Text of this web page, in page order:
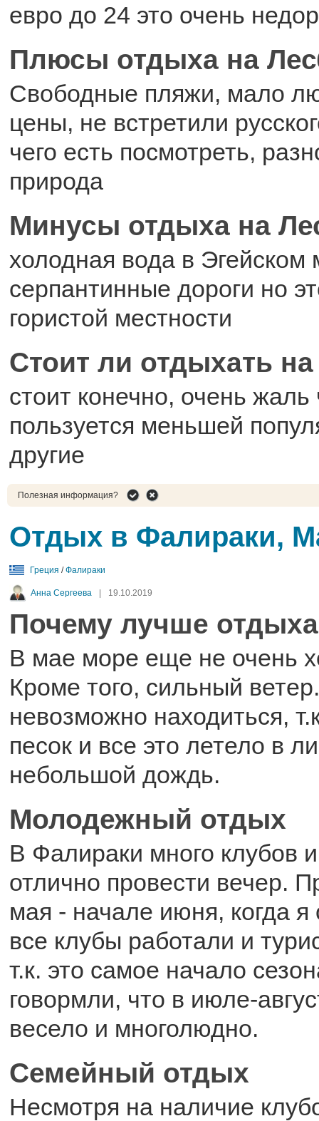
евро до 24 это очень
Плюсы отдыха на
Свободные пляжи, мало
цены, не встретили
чего есть посмотреть,
природа
Минусы отдыха на
холодная вода в Эгейском
серпантинные дороги но
гористой местности
Стоит ли отдыхать
стоит конечно, очень жаль
пользуется меньшей
другие
Полезная информация?
Отдых в Фалираки,
Греция /Фалираки
Анна Сергеева 19.10.2019
Почему лучше
В мае море еще не очень
Кроме того, сильный
невозможно находиться,
песок и все это летело в
небольшой дождь.
Молодежный отдых
В Фалираки много клубов
отлично провести вечер.
мая - начале июня, когда
все клубы работали и
т.к. это самое начало
говормли, что в июле-
весело и многолюдно.
Семейный отдых
Несмотря на наличие